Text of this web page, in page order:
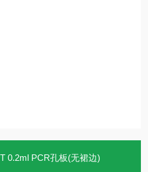
0.2ml PCR孔板(无裙边)